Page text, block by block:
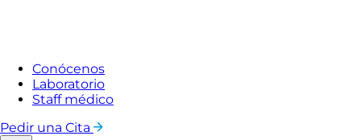
Conócenos
Laboratorio
Staff médico
Pedir una Cita